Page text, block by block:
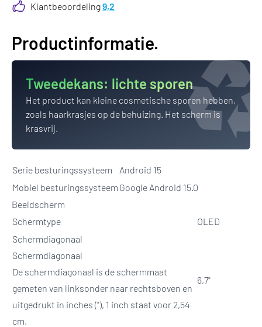
Klantbeoordeling9,2
Productinformatie.
Tweedekans: lichte sporen
Het product kan kleine cosmetische sporen hebben,
zoals haarkrasjes op de behuizing. Het scherm is
krasvrij.
Serie besturingssysteem
Android 15
Mobiel besturingssysteem Google Android 15.0
Beeldscherm
Schermtype
OLED
Schermdiagonaal
Schermdiagonaal
De schermdiagonaal is de schermmaat
gemeten van linksonder naar rechtsboven en
uitgedrukt in inches ("), 1 inch staat voor 2,54
cm.
6,7"